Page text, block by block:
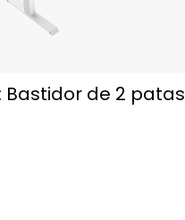
Bastidor de 2 patas